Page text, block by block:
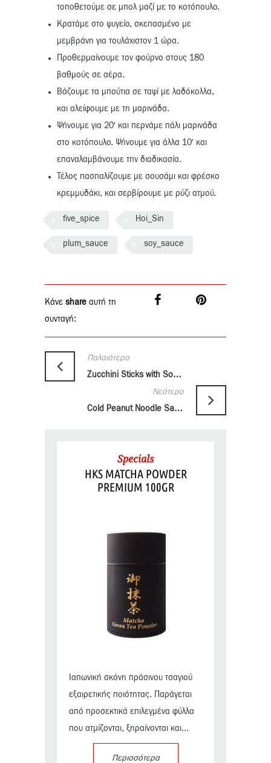
τοποθετούμε σε μπολ μαζί με το κοτόπουλο.
Κρατάμε στο ψυγείο, σκεπασμένο με
μεμβράνη για τουλάχιστον 1 ώρα.
Προθερμαίνουμε τον φούρνο στους 180
βαθμούς σε αέρα.
Βάζουμε τα μπούτια σε ταψί με λαδόκολλα,
και αλείφουμε με τη μαρινάδα.
Ψήνουμε για 20′ και περνάμε πάλι μαρινάδα
στο κοτόπουλο. Ψήνουμε για άλλα 10′ και
επαναλαμβάνουμε την διαδικασία.
Τέλος πασπαλίζουμε με σουσάμι και φρέσκο
κρεμμυδάκι, και σερβίρουμε με ρύζι ατμού.
five_spice Hoi_Sin
plum_sauce soy_sauce
Κάνε share αυτή τη
συνταγή:
Παλαιότερο
Zucchini Sticks with Soy Dipping Sauce
Νεότερο
Cold Peanut Noodle Salad
Specials
HKS MATCHA POWDER
PREMIUM 100GR
Ιαπωνική σκόνη πράσινου τσαγιού
εξαιρετικής ποιότητας. Παράγεται
από προσεκτικά επιλεγμένα φύλλα
που ατμίζονται, ξηραίνονται και...
Περισσότερα